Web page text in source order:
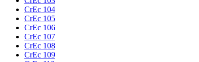
CrEc 104
CrEc 105
CrEc 106
CrEc 107
CrEc 108
CrEc 109